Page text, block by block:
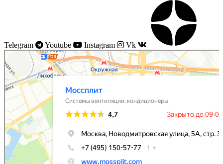
Telegram Youtube Instagram Vk
Моссплит
Системы вентиляции в Москве
Установка кондиционеров в Москве